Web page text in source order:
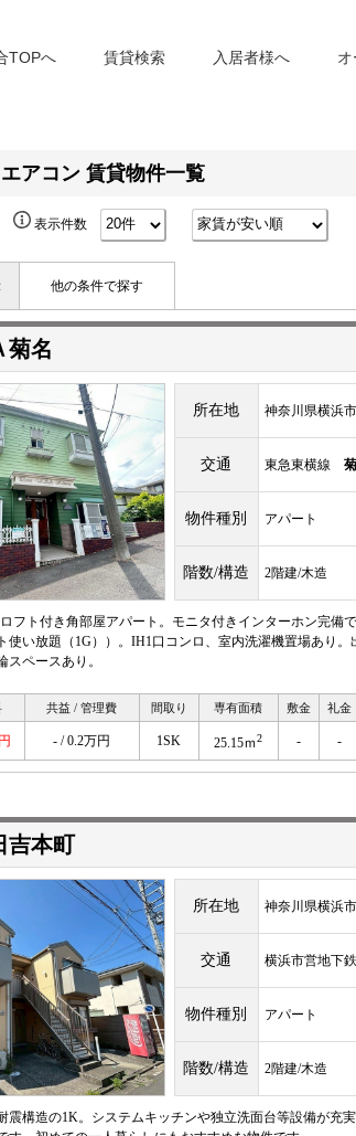
TOPへ 賃貸検索 入居者様へ
アコン 賃貸物件一覧
表示件数
他の条件で探す
菊名
所在地 神奈川県横浜
交通 東急東横線
物件種別 アパート
階数/構造 2階建/木造
フト付き角部屋アパート。モニタ付きインターホン完備
使い放題（1G））。IH1口コンロ、室内洗濯機置場あり
スペースあり。
共益 / 管理費 間取り 専有面積 敷金 礼金
- / 0.2万円 1SK 25.15ｍ2 - -
吉本町
所在地 神奈川県横浜
交通 横浜市営地下
物件種別 アパート
階数/構造 2階建/木造
震構造の1K。システムキッチンや独立洗面台等設備が充